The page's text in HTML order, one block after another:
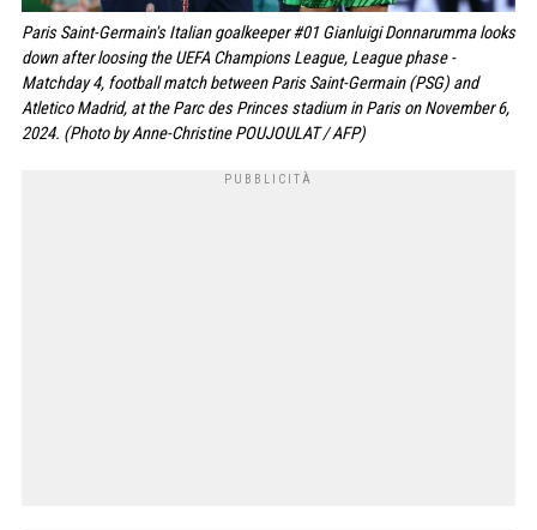
Paris Saint-Germain's Italian goalkeeper #01 Gianluigi Donnarumma looks
down after loosing the UEFA Champions League, League phase -
Matchday 4, football match between Paris Saint-Germain (PSG) and
Atletico Madrid, at the Parc des Princes stadium in Paris on November 6,
2024. (Photo by Anne-Christine POUJOULAT / AFP)